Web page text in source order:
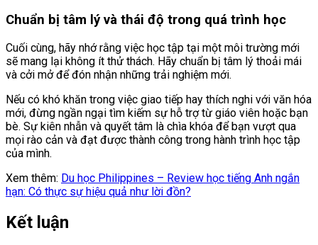
Chuẩn bị tâm lý và thái độ trong quá trình học
Cuối cùng, hãy nhớ rằng việc học tập tại một môi trường mới
sẽ mang lại không ít thử thách. Hãy chuẩn bị tâm lý thoải mái
và cởi mở để đón nhận những trải nghiệm mới.
Nếu có khó khăn trong việc giao tiếp hay thích nghi với văn hóa
mới, đừng ngần ngại tìm kiếm sự hỗ trợ từ giáo viên hoặc bạn
bè. Sự kiên nhẫn và quyết tâm là chìa khóa để bạn vượt qua
mọi rào cản và đạt được thành công trong hành trình học tập
của mình.
Xem thêm: Du học Philippines – Review học tiếng Anh ngắn
hạn: Có thực sự hiệu quả như lời đồn?
Kết luận